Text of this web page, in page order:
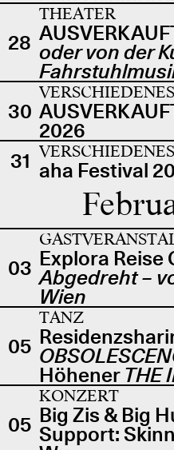
28
THEATER
oder von der
30
VERSCHIEDENES
2026
31 VERSCHIEDENES
aha Festival
03 Explora Reise
Abgedreht –
Wien
05
TANZ
Höhener THE
05
KONZERT
Big Zis & Big
Support: